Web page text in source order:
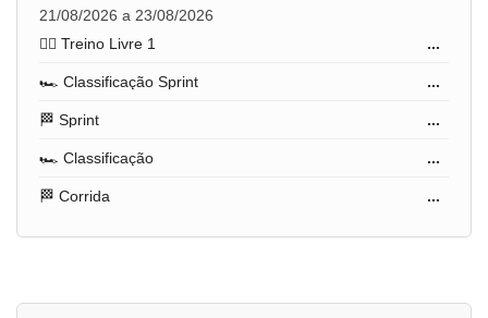
21/08/2026 a 23/08/2026
🏋️‍♂️ Treino Livre 1
...
🏎️ Classificação Sprint ...
🏁 Sprint ...
🏎️ Classificação ...
🏁 Corrida ...